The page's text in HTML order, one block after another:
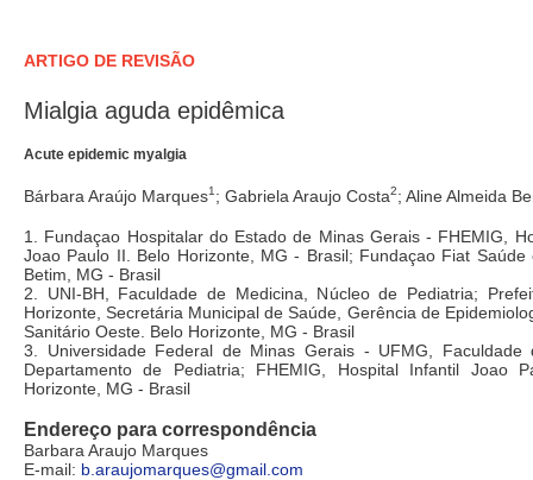
ARTIGO DE REVISÃO
Mialgia aguda epidêmica
Acute epidemic myalgia
Bárbara Araújo Marques1 ; Gabriela Araujo Costa2; Aline Almeida
1. Fundaçao Hospitalar do Estado de Minas Gerais - FHEMIG,
Joao Paulo II. Belo Horizonte, MG - Brasil; Fundaçao Fiat Saúde
Betim, MG - Brasil
2. UNI-BH, Faculdade de Medicina, Núcleo de Pediatria;
Horizonte, Secretária Municipal de Saúde, Gerência de
Sanitário Oeste. Belo Horizonte, MG - Brasil
3. Universidade Federal de Minas Gerais - UFMG, Faculdade
Departamento de Pediatria; FHEMIG, Hospital Infantil Joao
Horizonte, MG - Brasil
Endereço para correspondência
Barbara Araujo Marques
E-mail: b.araujomarques@gmail.com